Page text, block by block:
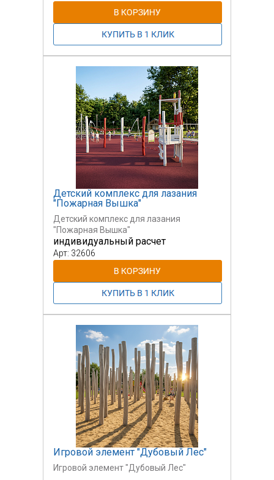
Детский комплекс для лазания
"Пожарная Вышка"
Детский комплекс для лазания
"Пожарная Вышка"
индивидуальный расчет
Арт: 32606
Игровой элемент "Дубовый Лес"
Игровой элемент "Дубовый Лес"